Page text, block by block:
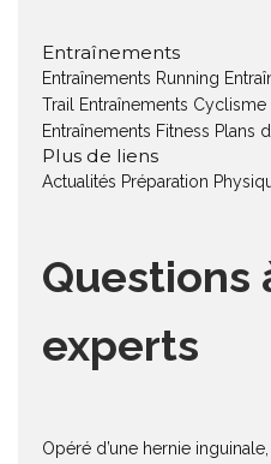
Entraînements
Entraînements Running
Trail
Entraînements Cyclisme
Entraînements Fitness Plans
Plus de liens
Actualités Préparation
Questions
experts
Opéré d’une hernie